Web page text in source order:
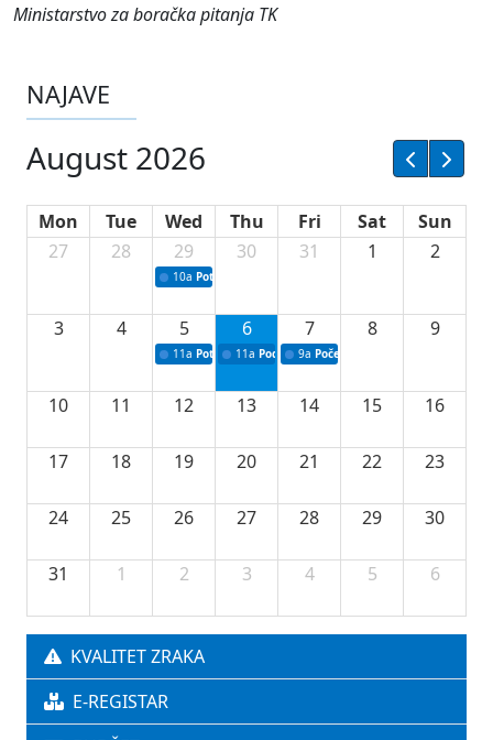
Ministarstvo za boračka pitanja TK
NAJAVE
August 2026
Mon Tue Wed Thu Fri Sat
Sun
27
28 29
10a Potpisivanje ugovora sa neprofitnim
30 31 1 2
3 4 5
11a Potpisivanje ugovora o stipendijama za
6
11a Podrška razvoju vodne infrastrukture u
7
9a Početak izgradnje nove
8 9
10 11 12 13 14 15 16
17 18 19 20 21 22 23
24 25 26 27 28 29 30
31 1 2 3 4 5 6
KVALITET ZRAKA
E-REGISTAR